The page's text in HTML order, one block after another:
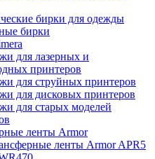
бирки для одежды
бирки
для лазерных и
принтеров
для струйных принтеров
для дисковых принтеров
для старых моделей
ленты Armor
ленты Armor APR5